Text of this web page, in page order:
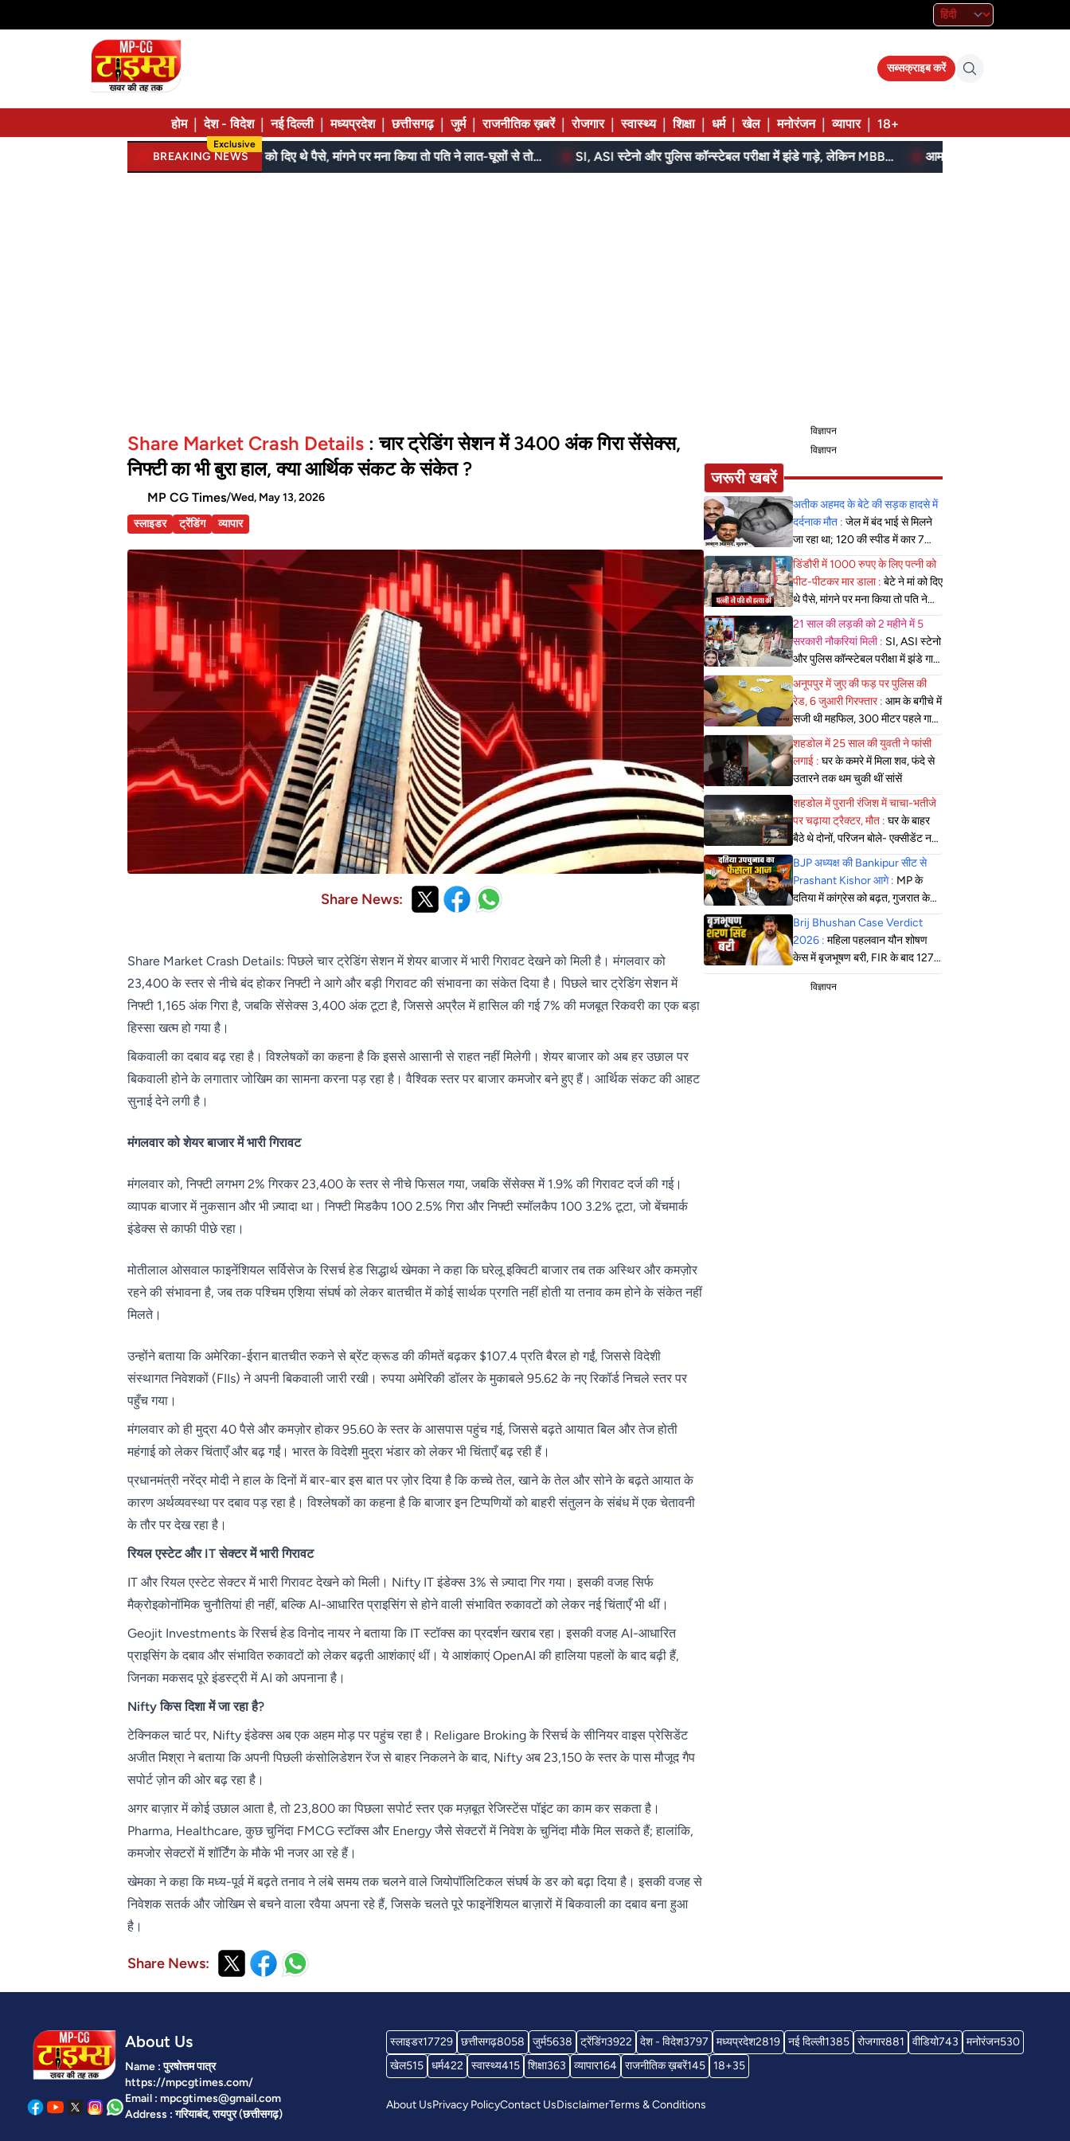
सब्सक्राइब करें
होम देश - विदेश नई दिल्ली मध्यप्रदेश छत्तीसगढ़ जुर्म राजनीतिक ख़बरें रोजगार स्वास्थ्य शिक्षा धर्म खेल मनोरंजन व्यापार 18+
BREAKING NEWS
Exclusive
बेटे ने मां को दिए थे पैसे, मांगने पर मना किया तो पति ने लात-घूसों से तोड़ी तिल्ली; गिरफ्तार SI, ASI स्टेनो और पुलिस कॉन्स्टेबल परीक्षा में झंडे गाड़े, लेकिन MBBS सीट नहीं मिला, पढ़िए शहडोल संभाग के शुभांगी की कहा
Share Market Crash Details : चार ट्रेडिंग सेशन में 3400 अंक गिरा सेंसेक्स,
निफ्टी का भी बुरा हाल, क्या आर्थिक संकट के संकेत ?
MP CG Times/Wed, May 13, 2026
स्लाइडर
ट्रेंडिंग व्यापार
Share News:
Share Market Crash Details: पिछले चार ट्रेडिंग सेशन में शेयर बाजार में भारी गिरावट देखने को मिली है। मंगलवार को
23,400 के स्तर से नीचे बंद होकर निफ्टी ने आगे और बड़ी गिरावट की संभावना का संकेत दिया है। पिछले चार ट्रेडिंग सेशन में
निफ्टी 1,165 अंक गिरा है, जबकि सेंसेक्स 3,400 अंक टूटा है, जिससे अप्रैल में हासिल की गई 7% की मजबूत रिकवरी का एक बड़ा
हिस्सा खत्म हो गया है।
बिकवाली का दबाव बढ़ रहा है। विश्लेषकों का कहना है कि इससे आसानी से राहत नहीं मिलेगी। शेयर बाजार को अब हर उछाल पर
बिकवाली होने के लगातार जोखिम का सामना करना पड़ रहा है। वैश्विक स्तर पर बाजार कमजोर बने हुए हैं। आर्थिक संकट की आहट
सुनाई देने लगी है।
मंगलवार को शेयर बाजार में भारी गिरावट
मंगलवार को, निफ्टी लगभग 2% गिरकर 23,400 के स्तर से नीचे फिसल गया, जबकि सेंसेक्स में 1.9% की गिरावट दर्ज की गई।
व्यापक बाजार में नुकसान और भी ज़्यादा था। निफ्टी मिडकैप 100 2.5% गिरा और निफ्टी स्मॉलकैप 100 3.2% टूटा, जो बेंचमार्क
इंडेक्स से काफी पीछे रहा।
मोतीलाल ओसवाल फाइनेंशियल सर्विसेज के रिसर्च हेड सिद्धार्थ खेमका ने कहा कि घरेलू इक्विटी बाजार तब तक अस्थिर और कमज़ोर
रहने की संभावना है, जब तक पश्चिम एशिया संघर्ष को लेकर बातचीत में कोई सार्थक प्रगति नहीं होती या तनाव कम होने के संकेत नहीं
मिलते।
उन्होंने बताया कि अमेरिका-ईरान बातचीत रुकने से ब्रेंट क्रूड की कीमतें बढ़कर $107.4 प्रति बैरल हो गईं, जिससे विदेशी
संस्थागत निवेशकों (FIIs) ने अपनी बिकवाली जारी रखी। रुपया अमेरिकी डॉलर के मुकाबले 95.62 के नए रिकॉर्ड निचले स्तर पर
पहुँच गया।
मंगलवार को ही मुद्रा 40 पैसे और कमज़ोर होकर 95.60 के स्तर के आसपास पहुंच गई, जिससे बढ़ते आयात बिल और तेज होती
महंगाई को लेकर चिंताएँ और बढ़ गईं। भारत के विदेशी मुद्रा भंडार को लेकर भी चिंताएँ बढ़ रही हैं।
प्रधानमंत्री नरेंद्र मोदी ने हाल के दिनों में बार-बार इस बात पर ज़ोर दिया है कि कच्चे तेल, खाने के तेल और सोने के बढ़ते आयात के
कारण अर्थव्यवस्था पर दबाव पड़ रहा है। विश्लेषकों का कहना है कि बाजार इन टिप्पणियों को बाहरी संतुलन के संबंध में एक चेतावनी
के तौर पर देख रहा है।
रियल एस्टेट और IT सेक्टर में भारी गिरावट
IT और रियल एस्टेट सेक्टर में भारी गिरावट देखने को मिली। Nifty IT इंडेक्स 3% से ज़्यादा गिर गया। इसकी वजह सिर्फ
मैक्रोइकोनॉमिक चुनौतियां ही नहीं, बल्कि AI-आधारित प्राइसिंग से होने वाली संभावित रुकावटों को लेकर नई चिंताएँ भी थीं।
Geojit Investments के रिसर्च हेड विनोद नायर ने बताया कि IT स्टॉक्स का प्रदर्शन खराब रहा। इसकी वजह AI-आधारित
प्राइसिंग के दबाव और संभावित रुकावटों को लेकर बढ़ती आशंकाएं थीं। ये आशंकाएं OpenAI की हालिया पहलों के बाद बढ़ी हैं,
जिनका मकसद पूरे इंडस्ट्री में AI को अपनाना है।
Nifty किस दिशा में जा रहा है?
टेक्निकल चार्ट पर, Nifty इंडेक्स अब एक अहम मोड़ पर पहुंच रहा है। Religare Broking के रिसर्च के सीनियर वाइस प्रेसिडेंट
अजीत मिश्रा ने बताया कि अपनी पिछली कंसोलिडेशन रेंज से बाहर निकलने के बाद, Nifty अब 23,150 के स्तर के पास मौजूद गैप
सपोर्ट ज़ोन की ओर बढ़ रहा है।
अगर बाज़ार में कोई उछाल आता है, तो 23,800 का पिछला सपोर्ट स्तर एक मज़बूत रेजिस्टेंस पॉइंट का काम कर सकता है।
Pharma, Healthcare, कुछ चुनिंदा FMCG स्टॉक्स और Energy जैसे सेक्टरों में निवेश के चुनिंदा मौके मिल सकते हैं; हालांकि,
कमजोर सेक्टरों में शॉर्टिंग के मौके भी नजर आ रहे हैं।
खेमका ने कहा कि मध्य-पूर्व में बढ़ते तनाव ने लंबे समय तक चलने वाले जियोपॉलिटिकल संघर्ष के डर को बढ़ा दिया है। इसकी वजह से
निवेशक सतर्क और जोखिम से बचने वाला रवैया अपना रहे हैं, जिसके चलते पूरे फाइनेंशियल बाज़ारों में बिकवाली का दबाव बना हुआ
है।
Share News:
विज्ञापन
विज्ञापन
जरूरी खबरें
अतीक अहमद के बेटे की सड़क हादसे में
दर्दनाक मौत : जेल में बंद भाई से मिलने
जा रहा था; 120 की स्पीड में कार 7
फीट उछली, दम तोड़ने से पहले बोला-
मुझे बचा लो...
डिंडौरी में 1000 रुपए के लिए पत्नी को
पीट-पीटकर मार डाला : बेटे ने मां को दिए
थे पैसे, मांगने पर मना किया तो पति ने
लात-घूसों से तोड़ी तिल्ली; गिरफ्तार
21 साल की लड़की को 2 महीने में 5
सरकारी नौकरियां मिली : SI, ASI स्टेनो
और पुलिस कॉन्स्टेबल परीक्षा में झंडे गाड़े,
लेकिन MBBS सीट नहीं मिला, पढ़िए
शहडोल संभाग के शुभांगी की कहा
अनूपपुर में जुए की फड़ पर पुलिस की
रेड, 6 जुआरी गिरफ्तार : आम के बगीचे में
सजी थी महफिल, 300 मीटर पहले गाड़ी
खड़ी कर पैदल पहुंची पुलिस
शहडोल में 25 साल की युवती ने फांसी
लगाई : घर के कमरे में मिला शव, फंदे से
उतारने तक थम चुकी थीं सांसें
शहडोल में पुरानी रंजिश में चाचा-भतीजे
पर चढ़ाया ट्रैक्टर, मौत : घर के बाहर
बैठे थे दोनों, परिजन बोले- एक्सीडेंट नहीं,
सोची-समझी हत्या; एसपी बोले- दबिश
जारी
BJP अध्यक्ष की Bankipur सीट से
Prashant Kishor आगे : MP के
दतिया में कांग्रेस को बढ़त, गुजरात के
मंजलपुर में भाजपा की जीत लगभग तय
Brij Bhushan Case Verdict
2026 : महिला पहलवान यौन शोषण
केस में बृजभूषण बरी, FIR के बाद 127
सुनवाई, कोर्ट ने सुनाया फैसला
विज्ञापन
About Us
Name : पुरषोत्तम पात्र
https://mpcgtimes.com/
Email : mpcgtimes@gmail.com
Address : गरियाबंद, रायपुर (छत्तीसगढ़)
स्लाइडर17729 छत्तीसगढ़8058 जुर्म5638 ट्रेंडिंग3922 देश - विदेश3797 मध्यप्रदेश2819 नई दिल्ली1385 रोजगार881 वीडियो743 मनोरंजन530
खेल515 धर्म422 स्वास्थ्य415 शिक्षा363 व्यापार164 राजनीतिक ख़बरें145 18+35
About UsPrivacy PolicyContact UsDisclaimerTerms & Conditions